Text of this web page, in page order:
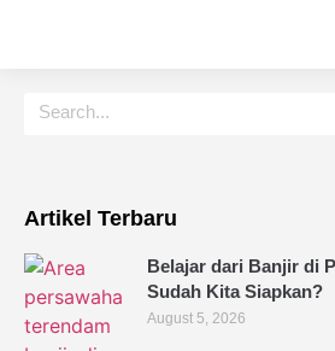
Artikel Terbaru
Belajar dari Banjir di
Sudah Kita Siapkan?
August 5, 2026